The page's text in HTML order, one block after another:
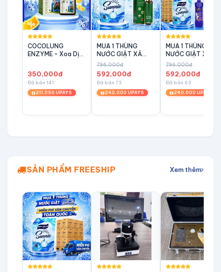
COCOLUNG
ENZYME – Xoa Dịu
Đường Hô Hấp
350,000đ
Đã bán 141
211,050 UPAYS
MUA 1 THÙNG
NƯỚC GIẶT XẢ
SUNNIE TẶNG
NGAY 1 XỊT GIÃN
TĨNH MẠCH KATIMA
796,000đ
592,000đ
Đã bán 73
240,000 UPAYS
MUA 1 THÙNG
NƯỚC GIẶT XẢ
SUNNIE DEEP
TẶNG NGAY
COMBO TIÊU
ANANDI
796,000đ
592,000đ
Đã bán 63
240,000 UPAYS
SẢN PHẨM FREESHIP Xem thêm